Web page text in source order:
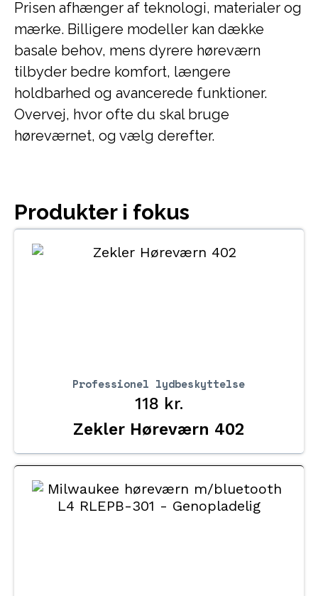
Prisen afhænger af teknologi, materialer og
mærke. Billigere modeller kan dække
basale behov, mens dyrere høreværn
tilbyder bedre komfort, længere
holdbarhed og avancerede funktioner.
Overvej, hvor ofte du skal bruge
høreværnet, og vælg derefter.
Produkter i fokus
Professionel lydbeskyttelse
Zekler Høreværn 402
118 kr.